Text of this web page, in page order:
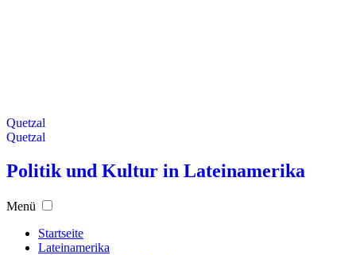
Quetzal
Quetzal
Politik und Kultur in Lateinamerika
Menü
Startseite
Lateinamerika